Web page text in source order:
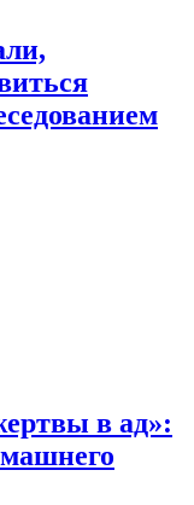
в ад»: